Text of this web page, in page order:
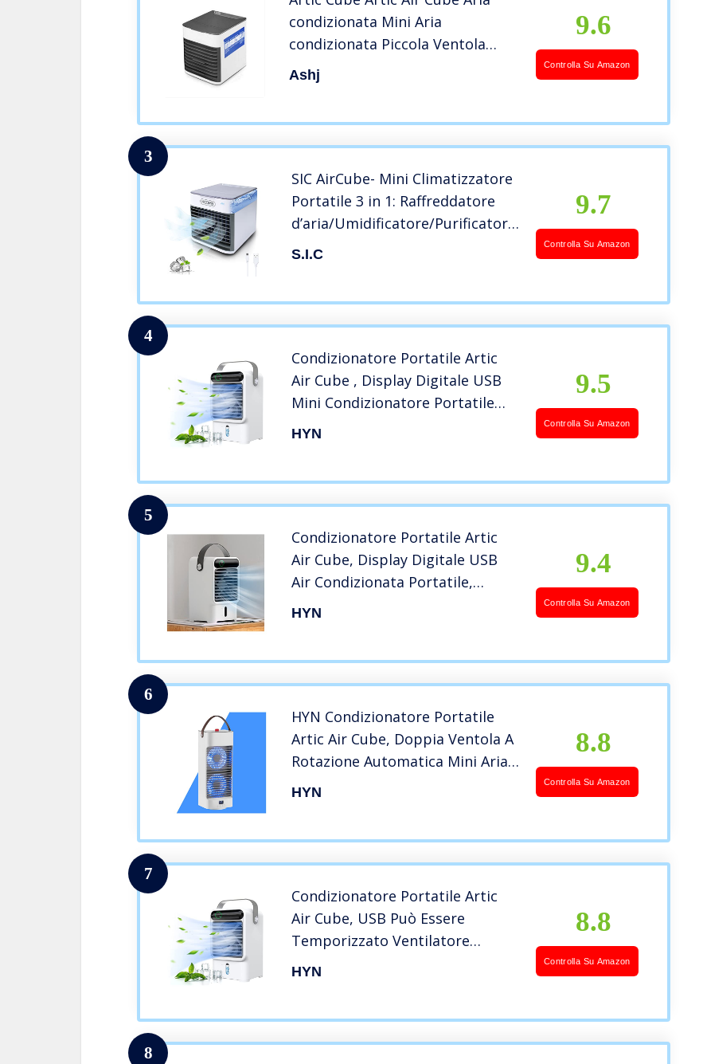
condizionata Mini Aria
condizionata Piccola Ventola
elettrica con Aria condizionata
Frigorifero dormitorio Piccola
Ashj
9.6
Controlla Su Amazon
3
SIC AirCube- Mini Climatizzatore
Portatile 3 in 1: Raffreddatore
d’aria/Umidificatore/Purificatore
d’aria; con Luce LED; 3 Velocità
S.I.C
9.7
Controlla Su Amazon
4
Condizionatore Portatile Artic
Air Cube , Display Digitale USB
Mini Condizionatore Portatile
Silenzioso , Silenzioso Durevole
HYN
9.5
Controlla Su Amazon
5
Condizionatore Portatile Artic
Air Cube, Display Digitale USB
Air Condizionata Portatile,
Durevole Robusto Raffrescatore
HYN
9.4
Controlla Su Amazon
6
HYN Condizionatore Portatile
Artic Air Cube, Doppia Ventola A
Rotazione Automatica Mini Aria
Condizionata Portatile, Durevole
HYN
8.8
Controlla Su Amazon
7
Condizionatore Portatile Artic
Air Cube, USB Può Essere
Temporizzato Ventilatore
Raffreddatore D’Aria, Silenzioso
HYN
8.8
Controlla Su Amazon
8